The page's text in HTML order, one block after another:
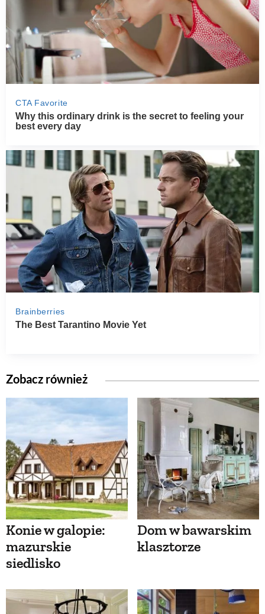
Zobacz również
Konie w galopie:
mazurskie
siedlisko
Dom w bawarskim
klasztorze